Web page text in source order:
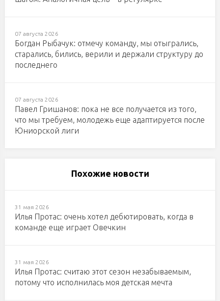
07 августа 2026
Богдан Рыбачук: отмечу команду, мы отыгрались,
старались, бились, верили и держали структуру до
последнего
07 августа 2026
Павел Гришанов: пока не все получается из того,
что мы требуем, молодежь еще адаптируется после
Юниорской лиги
Похожие новости
31 мая 2026
Илья Протас: очень хотел дебютировать, когда в
команде еще играет Овечкин
31 мая 2026
Илья Протас: считаю этот сезон незабываемым,
потому что исполнилась моя детская мечта